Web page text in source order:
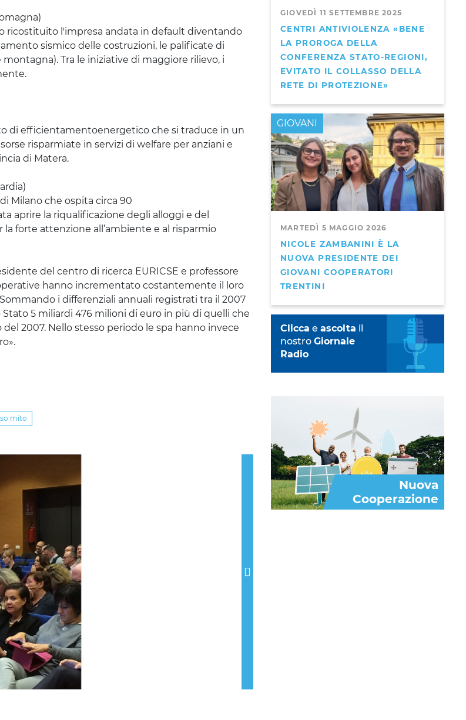
ricostituito l'impresa andata in default diventando
sismico delle costruzioni, le palificate di
Tra le iniziative di maggiore rilievo, i
di efficientamentoenergetico che si traduce in un
risparmiate in servizi di welfare per anziani e
di Matera.
Milano che ospita circa 90
aprire la riqualificazione degli alloggi e del
forte attenzione all’ambiente e al risparmio
del centro di ricerca EURICSE e professore
hanno incrementato costantemente il loro
i differenziali annuali registrati tra il 2007
Stato 5 miliardi 476 milioni di euro in più di quelli che
2007. Nello stesso periodo le spa hanno invece
mito
GIOVEDÌ 11 SETTEMBRE 2025
CENTRI ANTIVIOLENZA «BENE
LA PROROGA DELLA
CONFERENZA STATO-REGIONI,
EVITATO IL COLLASSO DELLA
RETE DI PROTEZIONE»
MARTEDÌ 5 MAGGIO 2026
NICOLE ZAMBANINI È LA
NUOVA PRESIDENTE DEI
GIOVANI COOPERATORI
TRENTINI
GIOVANI
Clicca e ascolta il
nostro Giornale
Radio
Nuova
Cooperazione